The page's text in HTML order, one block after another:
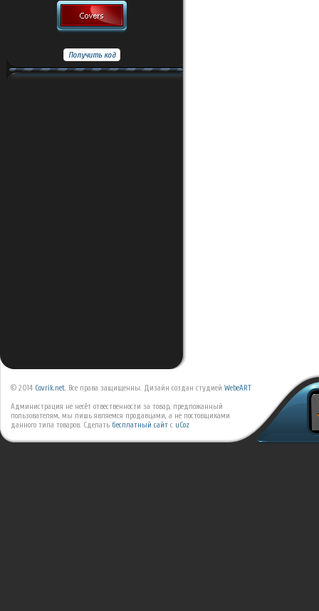
© 2014 Covrik.net. Все права защищенны. Дизайн создан студией WebeART
Администрация не несёт отвественности за товар, предложанный
пользователям, мы лишь являемся продавцами, а не постовщиками
данного типа товаров. Сделать бесплатный сайт с uCoz